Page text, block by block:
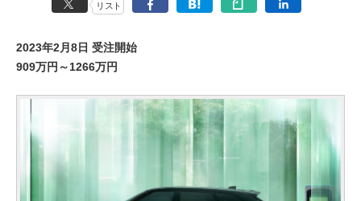
リスト
2023年2月8日 受注開始
909万円～1266万円